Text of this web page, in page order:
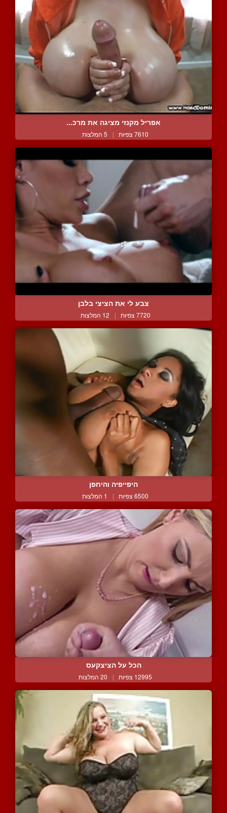
אפריל מקנזי מציגה את מרכ...
7610 צפיות | 5 המלצות
צבע לי את הציצי בלבן
7720 צפיות | 12 המלצות
היפייפיה והיחפן
6500 צפיות | 1 המלצות
הכל על הציצקעס
12995 צפיות | 20 המלצות